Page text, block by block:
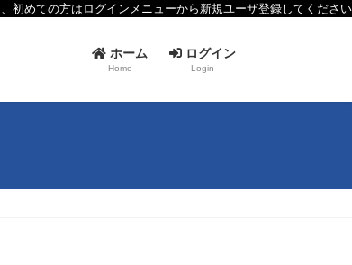
初めての方はログインメニューから新規ユーザ登録してください
ホーム
Home
ログイン
Login